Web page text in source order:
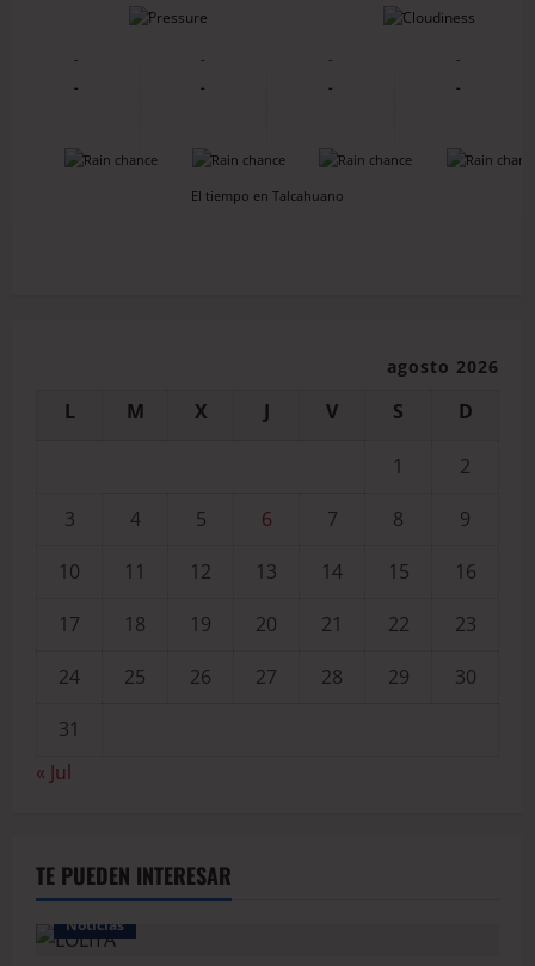
-
-
-
-
-
-
-
-
-
-
-
-
-
-
El tiempo en Talcahuano
agosto 2026
L M X J V S D
1
2
3
4 5 6 7 8
9
10
11 12 13 14 15
16
17
18 19 20 21 22
23
24
25 26 27 28 29
30
31
« Jul
TE PUEDEN INTERESAR
Noticias